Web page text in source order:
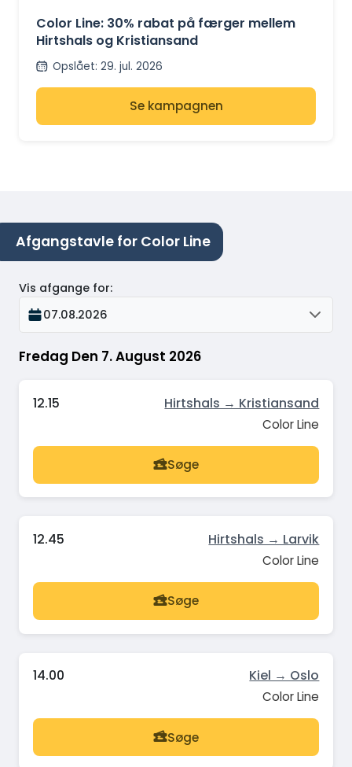
Color Line: 30% rabat på færger mellem
Hirtshals og Kristiansand
Opslået: 29. jul. 2026
Se kampagnen
Afgangstavle for Color Line
Fredag Den 7. August 2026
Vis afgange for:
07.08.2026
12.15 Hirtshals → Kristiansand
Color Line
Søge
12.45 Hirtshals → Larvik
Color Line
Søge
14.00 Kiel → Oslo
Color Line
Søge